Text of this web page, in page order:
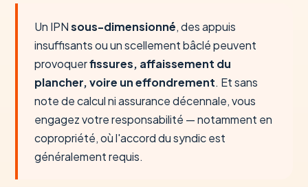
Un IPNsous-dimensionné, des appuis
insuffisants ou un scellement bâclé peuvent
provoquerfissures, affaissement du
plancher, voire un effondrement. Et sans
note de calcul ni assurance décennale, vous
engagez votre responsabilité — notamment en
copropriété, où l'accord du syndic est
généralement requis.